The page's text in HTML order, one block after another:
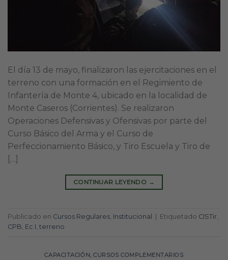
El día 13 de mayo, finalizaron las ejercitaciones en el
terreno con una formación en el Regimiento de
Infantería de Monte 4, ubicado en la localidad de
Monte Caseros (Corrientes). Se realizaron
Operaciones Defensivas y Ofensivas por parte del
Curso Básico del Arma y el Curso de
Perfeccionamiento Básico, y Tiro Escuela y Tiro de
[…]
CONTINUAR LEYENDO →
Publicado en Cursos Regulares, Institucional Etiquetado CISTir,
CPB, Ec I, terreno
CAPACITACIÓN,CURSOS COMPLEMENTARIOS